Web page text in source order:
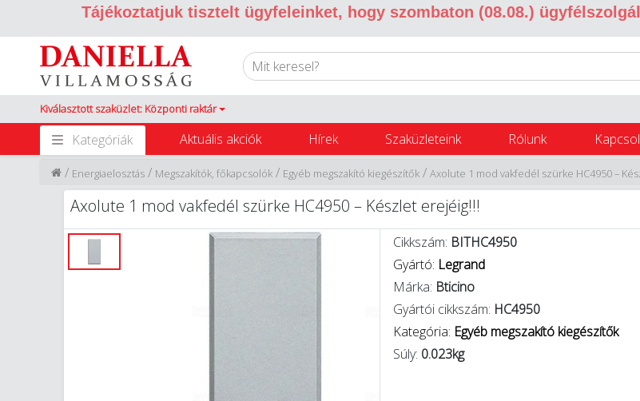
Tájékoztatjuk tisztelt ügyfeleinket, hogy szombaton (08.08.)
Kiválasztott szaküzlet: Központi raktár
Kategóriák Aktuális akciók Hírek Szaküzleteink Rólunk
Axolute 1 mod vakfedél szürke HC4950 –
/
Egyéb megszakító kiegészítők
/
Megszakítók, főkapcsolók
/
Energiaelosztás
/
Axolute 1 mod vakfedél szürke HC4950 – Készlet erejéig!!!
Cikkszám: BITHC4950
Gyártó: Legrand
Márka: Bticino
Gyártói cikkszám: HC4950
Kategória: Egyéb megszakító kiegészítők
Súly: 0.023kg